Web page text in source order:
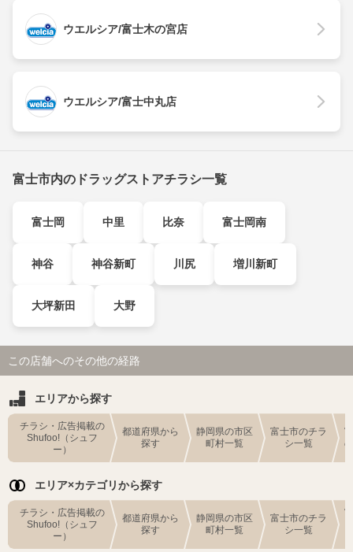
ウエルシア/富士木の宮店
ウエルシア/富士中丸店
富士市内のドラッグストアチラシ一覧
富士岡 中里 比奈 富士岡南
神谷 神谷新町 川尻 増川新町
大坪新田 大野
この店舗へのその他の経路
エリアから探す
チラシ・広告掲載の
Shufoo!（シュフ
ー）
都道府県から
探す
静岡県の市区
町村一覧
富士市のチラ
シ一覧
エリア×カテゴリから探す
チラシ・広告掲載の
Shufoo!（シュフ
ー）
都道府県から
探す
静岡県の市区
町村一覧
富士市のチラ
シ一覧